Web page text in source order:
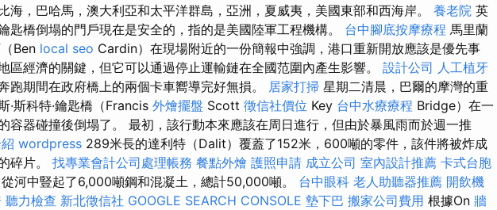
海，巴哈馬，澳大利亞和太平洋群島，亞洲，夏威夷，美國東部和西海岸。 養老院 英
匙橋倒塌的門戶現在是安全的，指的是美國陸軍工程機構。 台中腳底按摩療程 馬里蘭
Ben local seo Cardin）在現場附近的一份簡報中強調，港口重新開放應該是優先事
區經濟的關鍵，但它可以通過停止運輸鏈在全國范圍內產生影響。 設計公司 人工植牙
跑期間在政府橋上的兩個卡車嚮導完好無損。 居家打掃 星期二清晨，巴爾的摩灣的重
·斯科特·鑰匙橋（Francis 外燴擺盤 Scott 徵信社價位 Key 台中水療療程 Bridge）在一
容器碰撞後倒塌了。 最初，該行動本來應該在周日進行，但由於暴風雨而於週一推
wordpress 289米長的達利特（Dalit）覆蓋了152米，600噸的零件，該件將被炸成
碎片。 找專業會計公司處理帳務 餐點外燴 護照申請 成立公司 室內設計推薦 卡式台胞
河中豎起了6,000噸鋼和混凝土，總計50,000噸。 台中眼科 老人助聽器推薦 開飲機
聽力檢查 新北徵信社 GOOGLE SEARCH CONSOLE 墊下巴 搬家公司費用 根據On 牆